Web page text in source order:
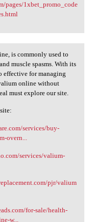
pages/1xbet_promo_code
is
is commonly used to
muscle spasms. With its
effective for managing
online without
must explore our site.
services/buy-
overn...
services/valium-
pjr/valium
for-sale/health-
w...